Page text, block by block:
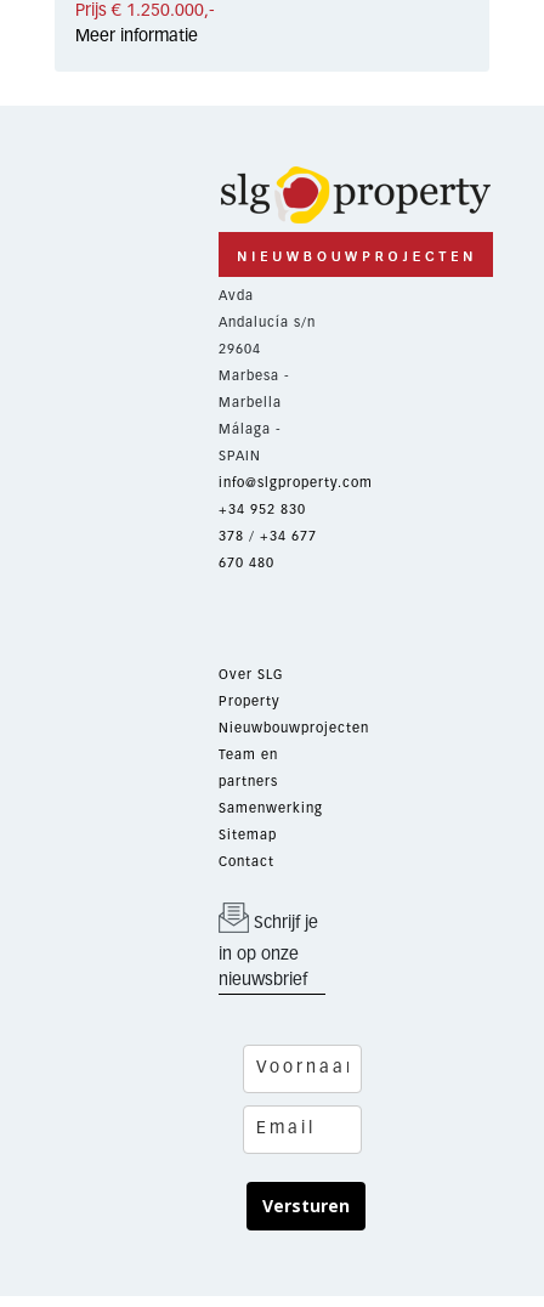
Prijs € 1.250.000,-
Meer informatie
Avda
Andalucía s/n
29604
Marbesa -
Marbella
Málaga -
SPAIN
info@slgproperty.com
+34 952 830
378 / +34 677
670 480
Over SLG
Property
Nieuwbouwprojecten
Team en
partners
Samenwerking
Sitemap
Contact
Schrijf je
in op onze
nieuwsbrief
Versturen